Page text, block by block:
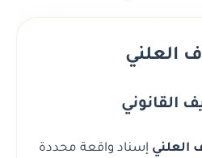
العلني
القانوني
العلني إسناد واقعة محددة